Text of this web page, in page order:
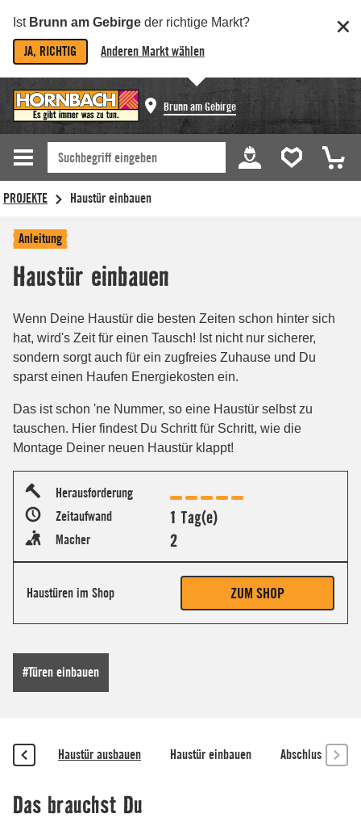
Ist Brunn am Gebirge der richtige Markt?
JA, RICHTIG Anderen Markt wählen
Brunn am Gebirge